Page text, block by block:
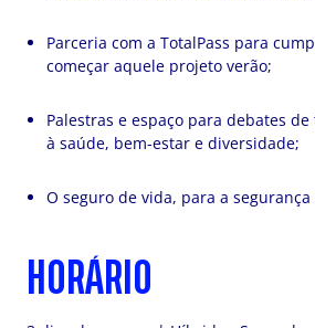
Parceria com a TotalPass para
começar aquele projeto verão;
Palestras e espaço para debates
à saúde, bem-estar e diversidade;
O seguro de vida, para a
HORÁRIO